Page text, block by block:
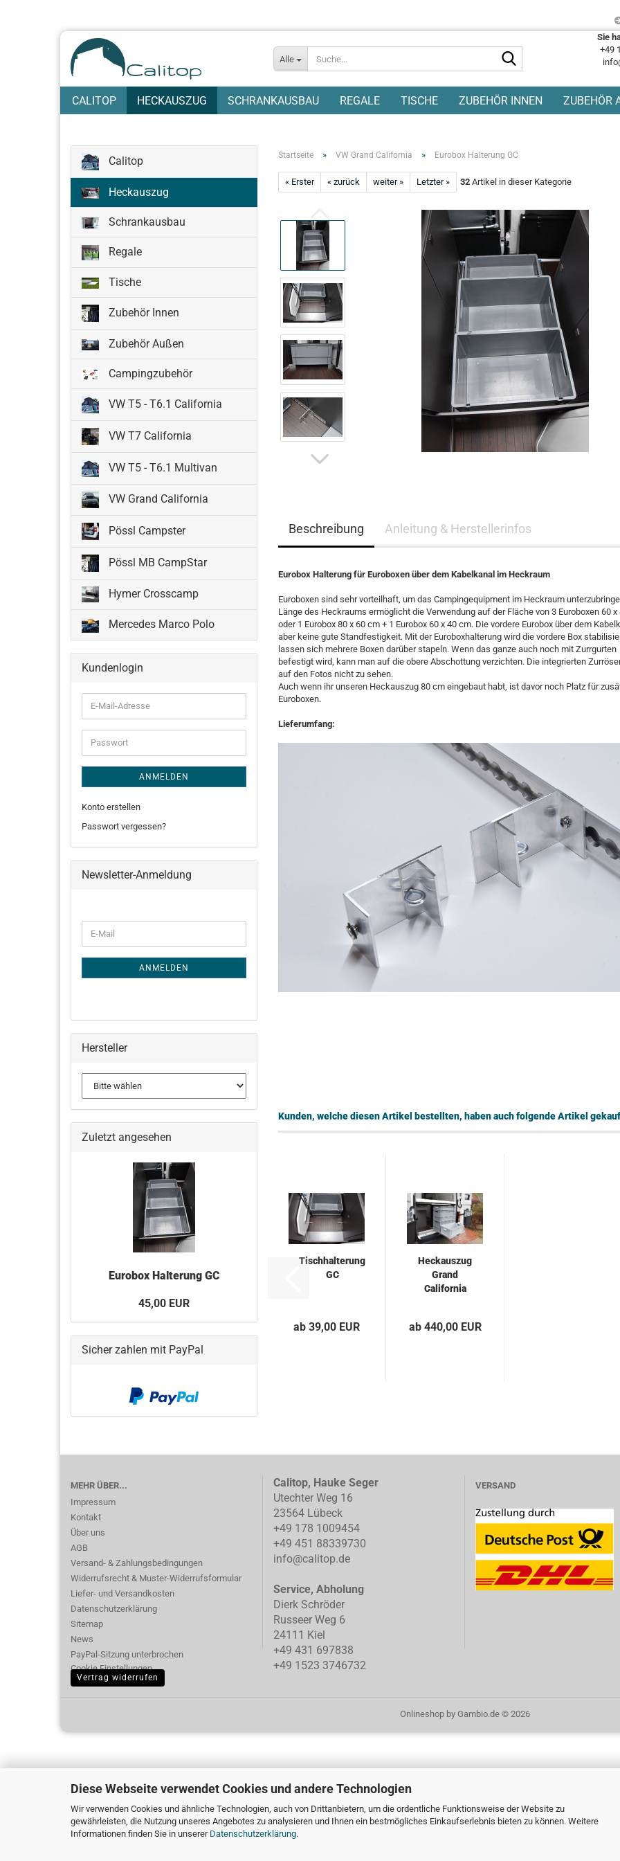
Diese Webseite verwendet Cookies und andere Technologien
Wir verwenden Cookies und ähnliche Technologien, auch von Drittanbietern, um die ordentliche Funktionsweise der Website zu
gewährleisten, die Nutzung unseres Angebotes zu analysieren und Ihnen ein bestmögliches Einkaufserlebnis bieten zu können. Weitere
Informationen finden Sie in unserer Datenschutzerklärung.
Alle
Sie
+49
CALITOP HECKAUSZUG SCHRANKAUSBAU REGALE TISCHE ZUBEHÖR INNEN ZUBEHÖR
Startseite » VW Grand California » Eurobox Halterung GC
« Erster « zurück weiter » Letzter » 32 Artikel in dieser Kategorie
Beschreibung Anleitung & Herstellerinfos
Eurobox Halterung für Euroboxen über dem Kabelkanal im Heckraum
Euroboxen sind sehr vorteilhaft, um das Campingequipment im Heckraum
Länge des Heckraums ermöglicht die Verwendung auf der Fläche von 3 Euroboxen 60 x
oder 1 Eurobox 80 x 60 cm + 1 Eurobox 60 x 40 cm. Die vordere Eurobox über dem
aber keine gute Standfestigkeit. Mit der Euroboxhalterung wird die vordere Box
lassen sich mehrere Boxen darüber stapeln. Wenn das ganze auch noch mit Zurrgurten
befestigt wird, kann man auf die obere Abschottung verzichten. Die integrierten
auf den Fotos nicht zu sehen.
Auch wenn ihr unseren Heckauszug 80 cm eingebaut habt, ist davor noch Platz für
Euroboxen.
Lieferumfang:
Kunden, welche diesen Artikel bestellten, haben auch folgende Artikel
Tischhalterung
GC
ab 39,00 EUR
Heckauszug
Grand
California
ab 440,00 EUR
Calitop
Heckauszug
Schrankausbau
Regale
Tische
Zubehör Innen
Zubehör Außen
Campingzubehör
VW T5 - T6.1 California
VW T7 California
VW T5 - T6.1 Multivan
VW Grand California
Pössl Campster
Pössl MB CampStar
Hymer Crosscamp
Mercedes Marco Polo
Kundenlogin
E-
Mail-
Adresse
Passwort
ANMELDEN
Konto erstellen
Passwort vergessen?
Newsletter-Anmeldung
ZUR
NEWSLETTER-
E-
Mail
ANMELDEN
Hersteller
Zuletzt angesehen
Eurobox Halterung GC
45,00 EUR
Sicher zahlen mit PayPal
MEHR ÜBER...
Impressum
Kontakt
Über uns
AGB
Versand- & Zahlungsbedingungen
Widerrufsrecht & Muster-Widerrufsformular
Liefer- und Versandkosten
Datenschutzerklärung
Sitemap
News
PayPal-Sitzung unterbrochen
Cookie Einstellungen
Calitop, Hauke Seger
Utechter Weg 16
23564 Lübeck
+49 178 1009454
+49 451 88339730
info@calitop.de
Service, Abholung
Dierk Schröder
Russeer Weg 6
24111 Kiel
+49 431 697838
+49 1523 3746732
VERSAND
Vertrag widerrufen
Onlineshop by Gambio.de © 2026